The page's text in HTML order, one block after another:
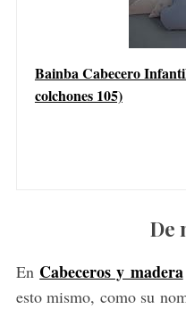
Bainba Cabecero
colchones 105)
De
En Cabeceros y madera
esto mismo, como su